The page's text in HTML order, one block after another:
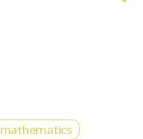
mathematics